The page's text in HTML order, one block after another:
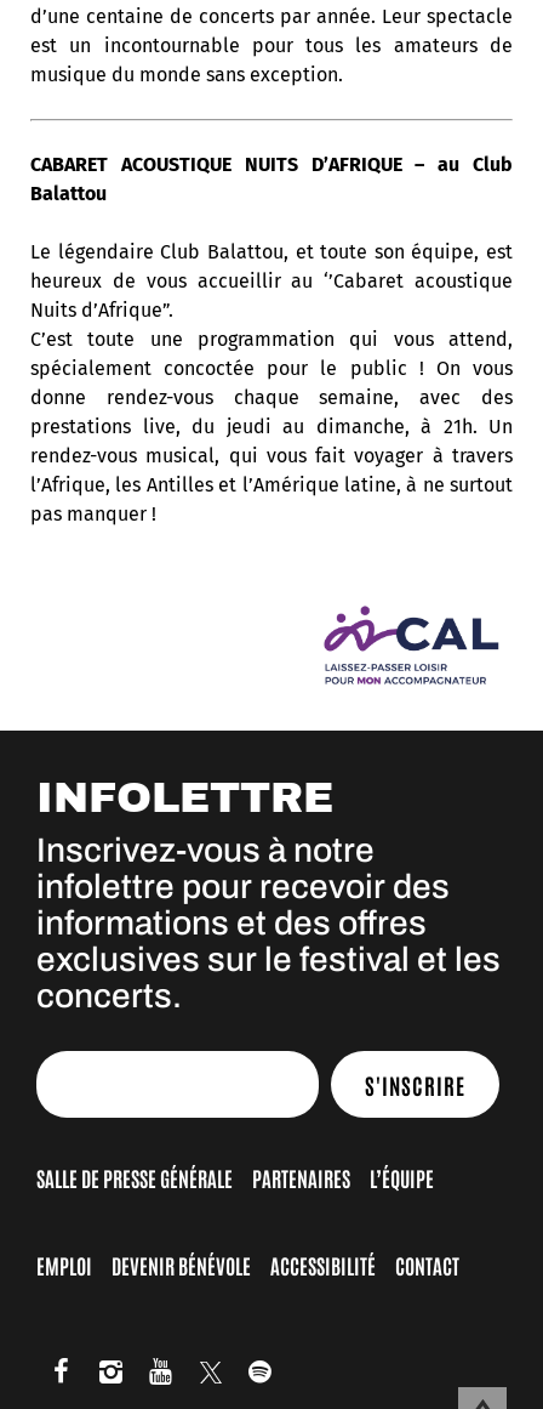
d’une centaine de concerts par année. Leur spectacle
est un incontournable pour tous les amateurs de
musique du monde sans exception.
CABARET ACOUSTIQUE NUITS D’AFRIQUE – au Club
Balattou
Le légendaire Club Balattou, et toute son équipe, est
heureux de vous accueillir au ‘’Cabaret acoustique
Nuits d’Afrique”.
C’est toute une programmation qui vous attend,
spécialement concoctée pour le public ! On vous
donne rendez-vous chaque semaine, avec des
prestations live, du jeudi au dimanche, à 21h. Un
rendez-vous musical, qui vous fait voyager à travers
l’Afrique, les Antilles et l’Amérique latine, à ne surtout
pas manquer !
INFOLETTRE
Inscrivez-vous à notre
infolettre pour recevoir des
informations et des offres
exclusives sur le festival et les
concerts.
S'INSCRIRE
SALLE DE PRESSE GÉNÉRALE PARTENAIRES L’ÉQUIPE
EMPLOI DEVENIR BÉNÉVOLE ACCESSIBILITÉ CONTACT